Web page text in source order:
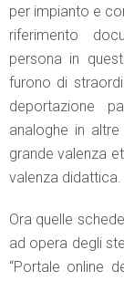
per impianto e
riferimento
persona in
furono di
deportazione
analoghe in
grande valenza
valenza didattica.
Ora quelle
ad opera degli
“Portale online